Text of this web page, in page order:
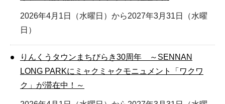
2026年4月1日（水曜日）から2027年3月31日（水曜
日）
りんくうタウンまちびらき30周年 ～SENNAN
LONG PARKにミャクミャクモニュメント「ワクワ
ク」が滞在中！～